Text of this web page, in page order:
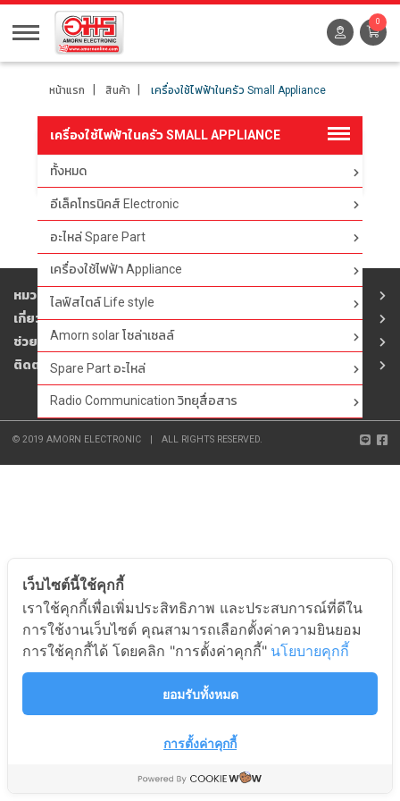
0
หน้าแรก สินค้า เครื่องใช้ไฟฟ้าในครัว Small Appliance
เครื่องใช้ไฟฟ้าในครัว SMALL APPLIANCE
ทั้งหมด
อีเล็คโทรนิคส์ Electronic
อะไหล่ Spare Part
เครื่องใช้ไฟฟ้า Appliance
ไลฟ์สไตล์ Life style
Amorn solar โซล่าเซลล์
Spare Part อะไหล่
Radio Communication วิทยุสื่อสาร
ตัวกรอง
หมวดสินค้า
เกี่ยวกับอมร
ช่วยเหลือ
ติดต่ออมร
© 2019 AMORN ELECTRONIC ALL RIGHTS RESERVED.
เว็บไซต์นี้ใช้คุกกี้
เราใช้คุกกี้เพื่อเพิ่มประสิทธิภาพ และประสบการณ์ที่ดีใน
การใช้งานเว็บไซต์ คุณสามารถเลือกตั้งค่าความยินยอม
การใช้คุกกี้ได้ โดยคลิก "การตั้งค่าคุกกี้" นโยบายคุกกี้
ยอมรับทั้งหมด
การตั้งค่าคุกกี้